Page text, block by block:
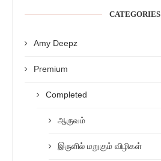
CATEGORIES
Amy Deepz
Premium
Completed
ஆருவம்
இருளில் மறுகும் விழிகள்